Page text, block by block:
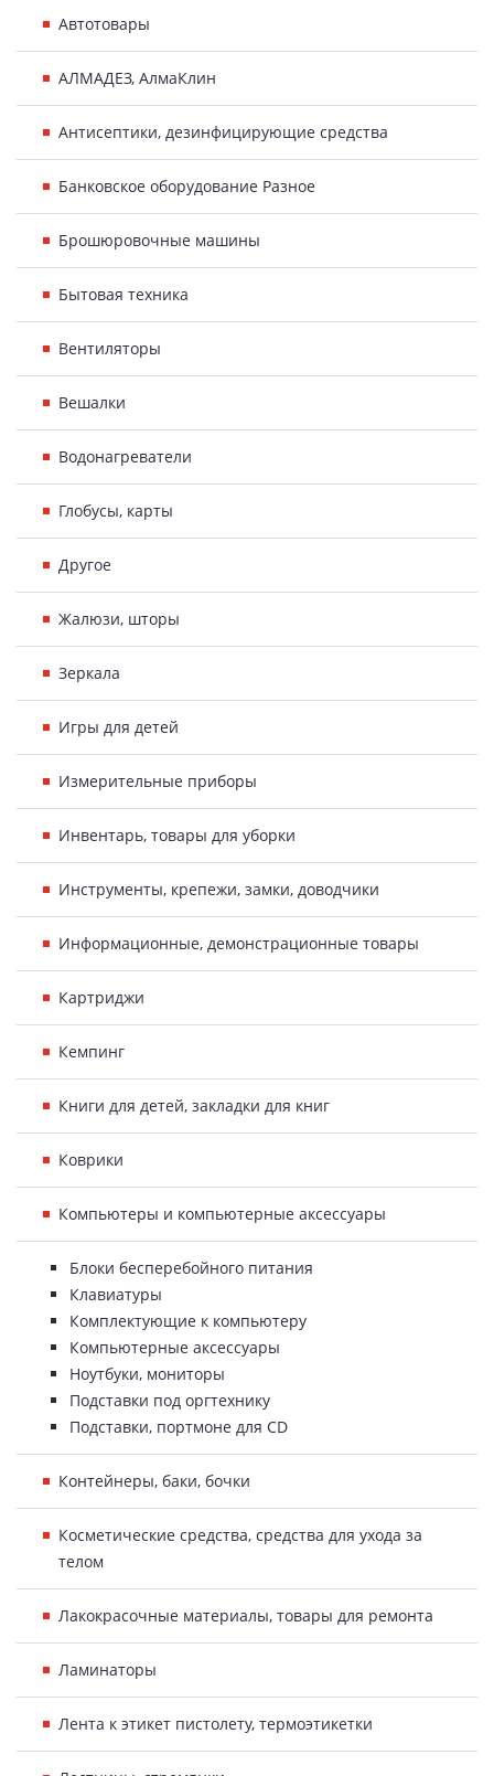
Автотовары
АЛМАДЕЗ, АлмаКлин
Антисептики, дезинфицирующие средства
Банковское оборудование Разное
Брошюровочные машины
Бытовая техника
Вентиляторы
Вешалки
Водонагреватели
Глобусы, карты
Другое
Жалюзи, шторы
Зеркала
Игры для детей
Измерительные приборы
Инвентарь, товары для уборки
Инструменты, крепежи, замки, доводчики
Информационные, демонстрационные товары
Картриджи
Кемпинг
Книги для детей, закладки для книг
Коврики
Компьютеры и компьютерные аксессуары
Блоки бесперебойного питания
Клавиатуры
Комплектующие к компьютеру
Компьютерные аксессуары
Ноутбуки, мониторы
Подставки под оргтехнику
Подставки, портмоне для CD
Контейнеры, баки, бочки
Косметические средства, средства для ухода за
телом
Лакокрасочные материалы, товары для ремонта
Ламинаторы
Лента к этикет пистолету, термоэтикетки